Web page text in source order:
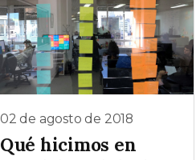
02 de agosto de 2018
Qué hicimos en